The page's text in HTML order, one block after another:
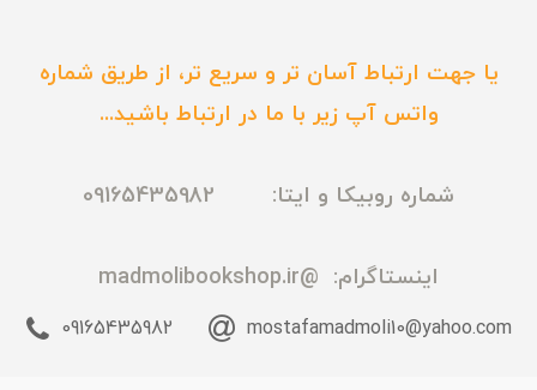
یا جهت ارتباط آسان تر و سریع تر، از طریق شماره
واتس آپ زیر با ما در ارتباط باشید...
شماره روبیکا و ایتا: 09165435982
اینستاگرام: @madmolibookshop.ir
mostafamadmoli10@yahoo.com
09165435982